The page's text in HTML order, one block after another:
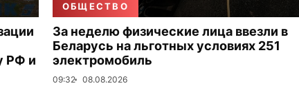
РФ и
ОБЩЕСТВО
За неделю физические лица ввезли в
Беларусь на льготных условиях 251
электромобиль
09:32 08.08.2026